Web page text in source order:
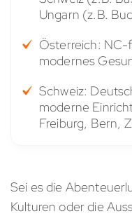
Ungarn (z.B.
Österreich: NC-
modernes
Schweiz:
moderne
Freiburg, Bern,
Sei es die
Kulturen oder die